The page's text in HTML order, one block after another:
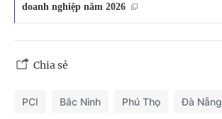
doanh nghiệp năm 2026
Chia sẻ
PCI Bắc Ninh Phú Thọ Đà Nẵng